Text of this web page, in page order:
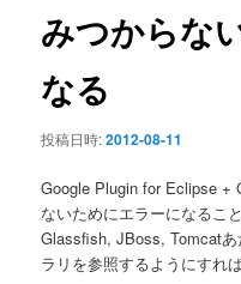
みつからな
なる
投稿日時:2012-08-11
Google Plugin for Eclipse +
ないためにエラーになるこ
Glassfish, JBoss, Tomcat
ラリを参照するようにすれ